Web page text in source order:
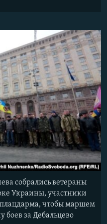
собрались ветераны
Украины, участники
чтобы маршем
боев за Дебальцево